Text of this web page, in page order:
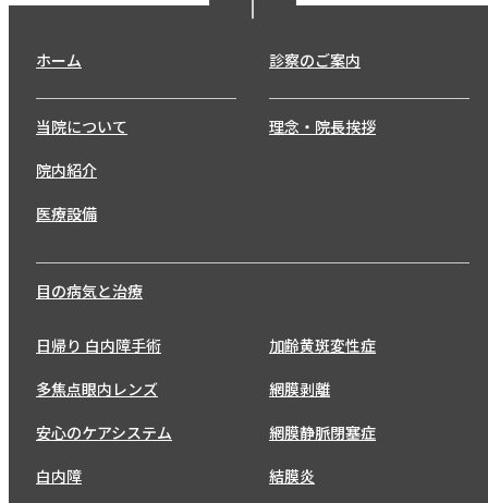
ホーム 診察のご案内
当院について
院内紹介
医療設備
理念・院長挨拶
目の病気と治療
日帰り 白内障手術
多焦点眼内レンズ
安心のケアシステム
白内障
加齢黄斑変性症
網膜剥離
網膜静脈閉塞症
結膜炎